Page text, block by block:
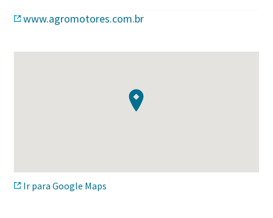
www.agromotores.com.br
Ir para Google Maps